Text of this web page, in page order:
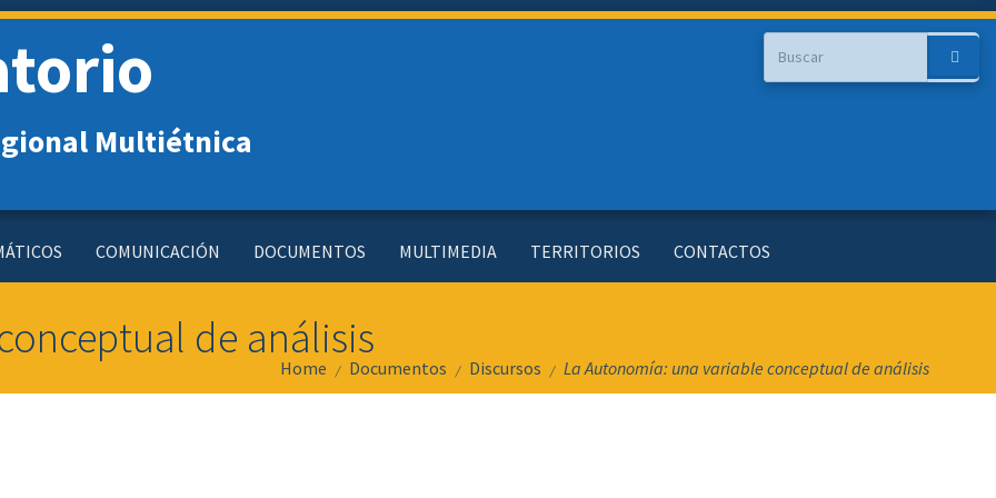
Multiétnica
Buscar
COMUNICACIÓN DOCUMENTOS MULTIMEDIA TERRITORIOS CONTACTOS
de análisis
Home / Documentos / Discursos / La Autonomía: una variable conceptual de análisis